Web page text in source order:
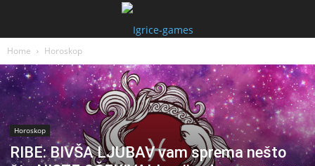
Home Horoskop
Horoskop
RIBE: BIVŠA LJUBAV vam sprema nešto